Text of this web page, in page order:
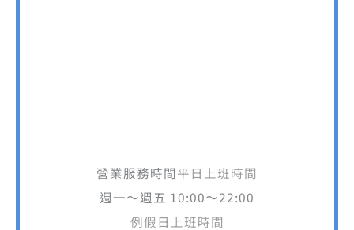
營業服務時間平日上班時間
週一～週五 10:00～22:00
例假日上班時間